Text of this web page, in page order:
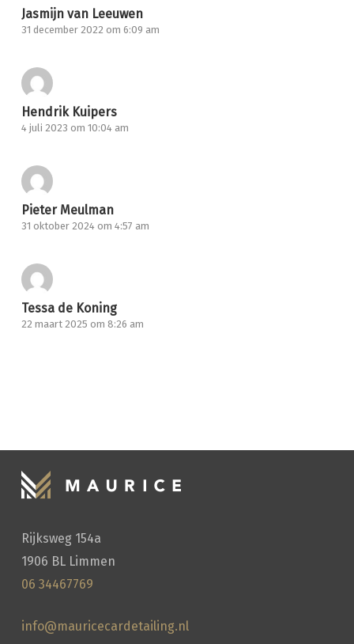
Jasmijn van Leeuwen
31 december 2022 om 6:09 am
Hendrik Kuipers
4 juli 2023 om 10:04 am
Pieter Meulman
31 oktober 2024 om 4:57 am
Tessa de Koning
22 maart 2025 om 8:26 am
Rijksweg 154a
1906 BL Limmen
06 34467769
info@mauricecardetailing.nl